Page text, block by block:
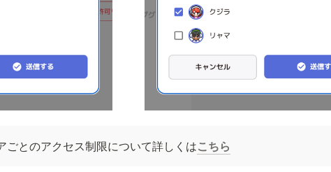
ごとのアクセス制限について詳しくはこちら